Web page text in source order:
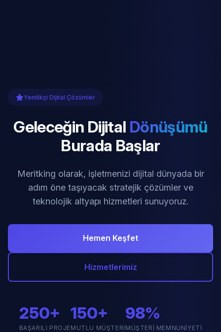
Yenilikçi Dijital Çözümler
Geleceğin Dijital Dönüşümü
Burada Başlar
Meritking olarak, işletmenizi dijital dünyada bir
adım öne taşıyacak stratejik çözümler ve
teknolojik altyapı hizmetleri sunuyoruz.
Hemen Keşfet
Hizmetlerimiz
250+
BAŞARILI PROJE
150+
MUTLU MÜŞTERI
98%
MÜŞTERI MEMNUNIYETI